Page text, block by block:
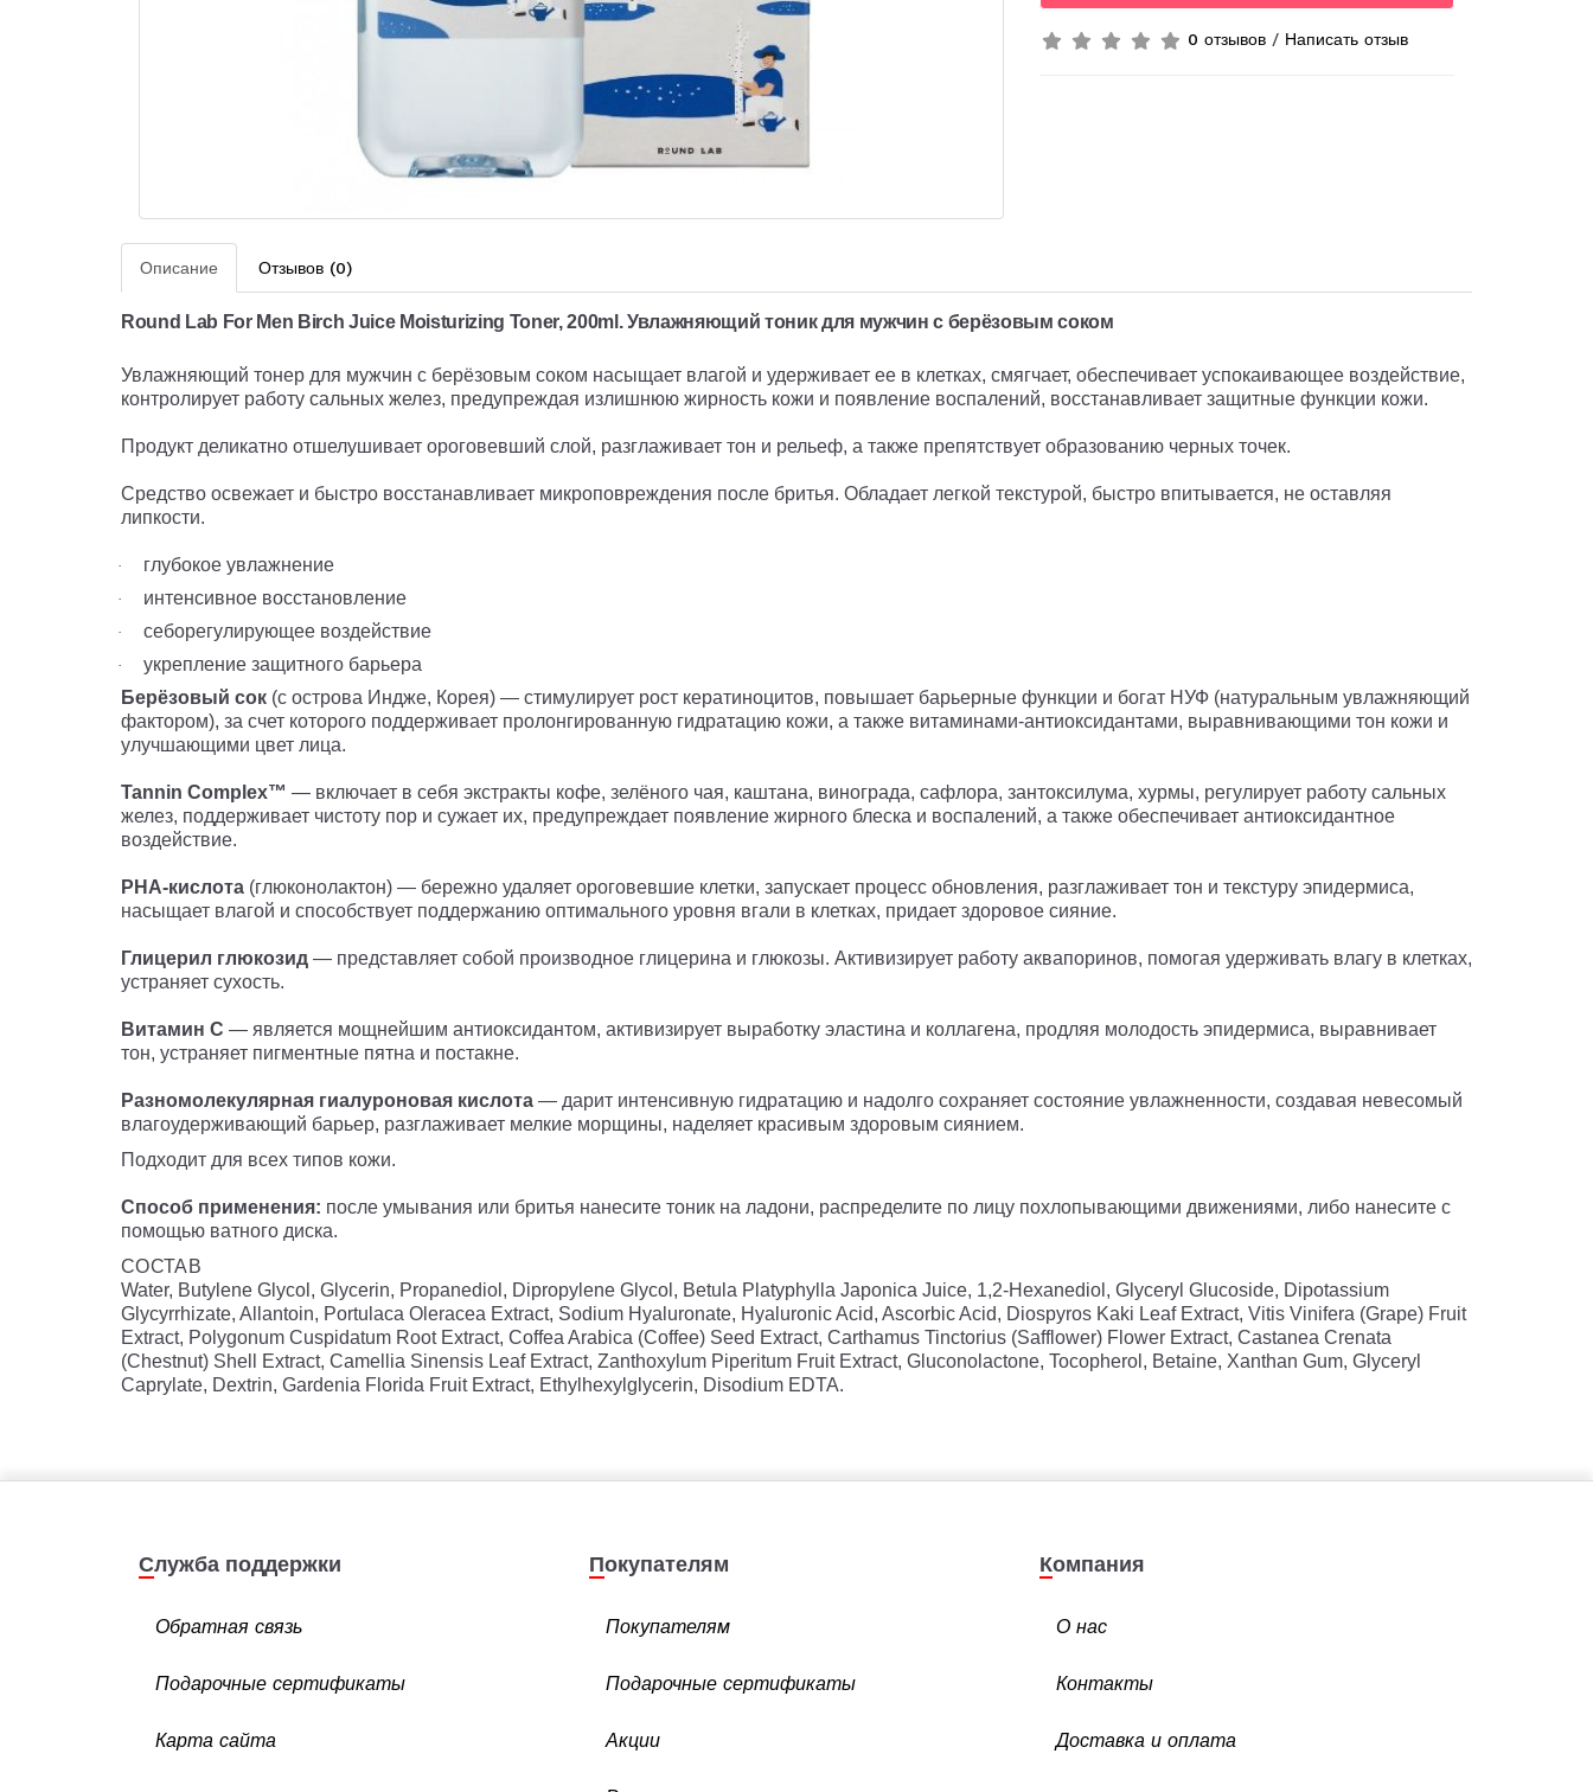
0 отзывов / Написать отзыв
Описание Отзывов (0)
Round Lab For Men Birch Juice Moisturizing Toner, 200ml.Увлажняющий тоник для мужчин с берёзовым соком
Увлажняющий тонер для мужчин с берёзовым соком насыщает влагой и удерживает ее в клетках, смягчает, обеспечивает успокаивающее воздействие,
контролирует работу сальных желез, предупреждая излишнюю жирность кожи и появление воспалений, восстанавливает защитные функции кожи.
Продукт деликатно отшелушивает ороговевший слой, разглаживает тон и рельеф, а также препятствует образованию черных точек.
Средство освежает и быстро восстанавливает микроповреждения после бритья. Обладает легкой текстурой, быстро впитывается, не оставляя
липкости.
· глубокое увлажнение
· интенсивное восстановление
· себорегулирующее воздействие
·
укрепление защитного барьера
Берёзовый сок (с острова Индже, Корея) — стимулирует рост кератиноцитов, повышает барьерные функции и богат НУФ (натуральным увлажняющий
фактором), за счет которого поддерживает пролонгированную гидратацию кожи, а также витаминами-антиоксидантами, выравнивающими тон кожи и
улучшающими цвет лица.
Tannin Complex™ — включает в себя экстракты кофе, зелёного чая, каштана, винограда, сафлора, зантоксилума, хурмы, регулирует работу сальных
желез, поддерживает чистоту пор и сужает их, предупреждает появление жирного блеска и воспалений, а также обеспечивает антиоксидантное
воздействие.
РНА-кислота (глюконолактон) — бережно удаляет ороговевшие клетки, запускает процесс обновления, разглаживает тон и текстуру эпидермиса,
насыщает влагой и способствует поддержанию оптимального уровня вгали в клетках, придает здоровое сияние.
Глицерил глюкозид — представляет собой производное глицерина и глюкозы. Активизирует работу аквапоринов, помогая удерживать влагу в клетках,
устраняет сухость.
Витамин C — является мощнейшим антиоксидантом, активизирует выработку эластина и коллагена, продляя молодость эпидермиса, выравнивает
тон, устраняет пигментные пятна и постакне.
Разномолекулярная гиалуроновая кислота — дарит интенсивную гидратацию и надолго сохраняет состояние увлажненности, создавая невесомый
влагоудерживающий барьер, разглаживает мелкие морщины, наделяет красивым здоровым сиянием.
Подходит для всех типов кожи.
Способ применения: после умывания или бритья нанесите тоник на ладони, распределите по лицу похлопывающими движениями, либо нанесите с
помощью ватного диска.
СОСТАВ
Water, Butylene Glycol, Glycerin, Propanediol, Dipropylene Glycol, Betula Platyphylla Japonica Juice, 1,2-Hexanediol, Glyceryl Glucoside, Dipotassium
Glycyrrhizate, Allantoin, Portulaca Oleracea Extract, Sodium Hyaluronate, Hyaluronic Acid, Ascorbic Acid, Diospyros Kaki Leaf Extract, Vitis Vinifera (Grape) Fruit
Extract, Polygonum Cuspidatum Root Extract, Coffea Arabica (Coffee) Seed Extract, Carthamus Tinctorius (Safflower) Flower Extract, Castanea Crenata
(Chestnut) Shell Extract, Camellia Sinensis Leaf Extract, Zanthoxylum Piperitum Fruit Extract, Gluconolactone, Tocopherol, Betaine, Xanthan Gum, Glyceryl
Caprylate, Dextrin, Gardenia Florida Fruit Extract, Ethylhexylglycerin, Disodium EDTA.
Служба поддержки
Обратная связь
Подарочные сертификаты
Карта сайта
Покупателям
Покупателям
Подарочные сертификаты
Акции
Компания
О нас
Контакты
Доставка и оплата